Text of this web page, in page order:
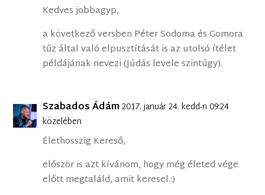
Kedves jobbagyp,
a következő versben Péter Sodoma és Gomora
tűz által való elpusztítását is az utolsó ítélet
példájának nevezi (Júdás levele szintúgy).
Szabados Ádám2017. január 24. kedd-n 09:24
közelében
Élethosszig Kereső,
először is azt kívánom, hogy még életed vége
előtt megtaláld, amit keresel.:)